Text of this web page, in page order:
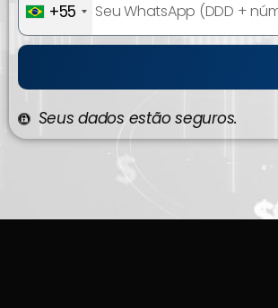
+55
Seus dados estão seguros.